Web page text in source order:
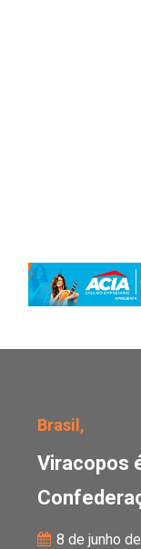
Brasil,
Viracopos
8 de junho